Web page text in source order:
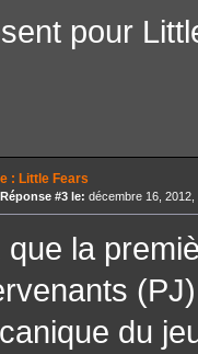
pour
: Little Fears
Réponse #3 le: décembre 16, 2012,
que la
du